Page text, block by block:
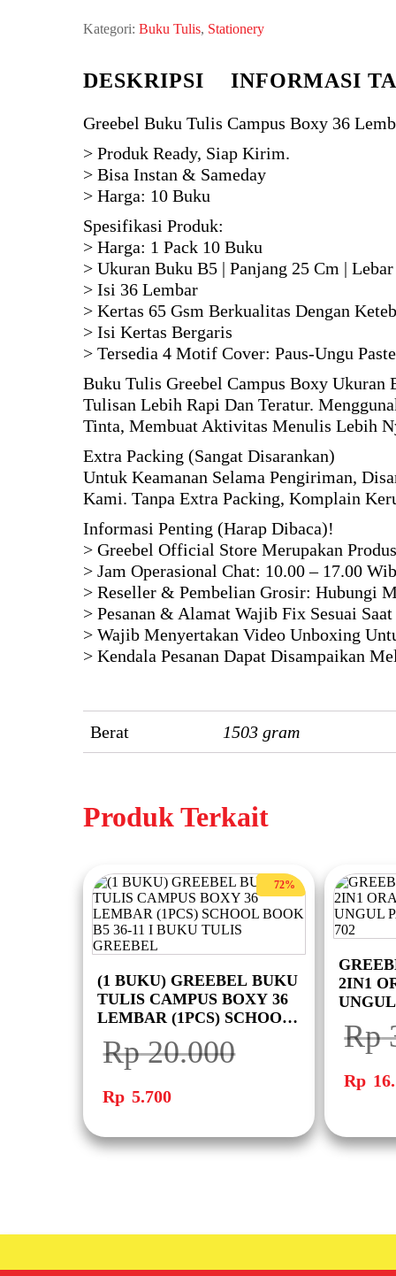
Kategori:Buku Tulis, Stationery
DESKRIPSI INFORMASI
Greebel Buku Tulis Campus Boxy 36
> Produk Ready, Siap Kirim.
> Bisa Instan & Sameday
> Harga: 10 Buku
Spesifikasi Produk:
> Harga: 1 Pack 10 Buku
> Ukuran Buku B5 | Panjang 25 Cm |
> Isi 36 Lembar
> Kertas 65 Gsm Berkualitas Dengan
> Isi Kertas Bergaris
> Tersedia 4 Motif Cover: Paus-Ungu
Buku Tulis Greebel Campus Boxy Ukuran
Tulisan Lebih Rapi Dan Teratur.
Tinta, Membuat Aktivitas Menulis Lebih
Extra Packing (Sangat Disarankan)
Untuk Keamanan Selama Pengiriman,
Kami. Tanpa Extra Packing, Komplain
Informasi Penting (Harap Dibaca)!
> Greebel Official Store Merupakan
> Jam Operasional Chat: 10.00 – 17.00
> Reseller & Pembelian Grosir: Hubungi
> Pesanan & Alamat Wajib Fix Sesuai
> Wajib Menyertakan Video Unboxing
> Kendala Pesanan Dapat Disampaikan
Berat 1503 gram
Produk Terkait
72%
(1 BUKU) GREEBEL BUKU
TULIS CAMPUS BOXY 36
LEMBAR (1PCS) SCHOOL
TULIS GREEBEL
Rp20.000
Harga
aslinya
adalah:
Rp 5.700ini
2IN1
Rp
Harga
aslinya
adalah:
Rp